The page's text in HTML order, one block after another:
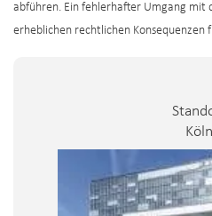
abführen. Ein fehlerhafter Umgang mit
erheblichen rechtlichen Konsequenzen